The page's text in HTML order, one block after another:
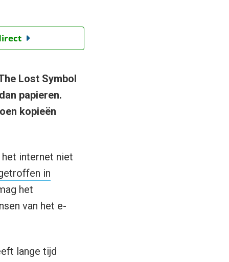
Lost Symbol
papieren.
kopieën
internet niet
in
het
van het e-
lange tijd